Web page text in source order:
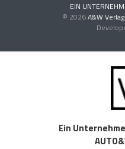
EIN
© 2026A&W
Ein